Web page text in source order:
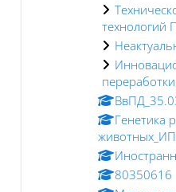
технологий
Генетика
80350616